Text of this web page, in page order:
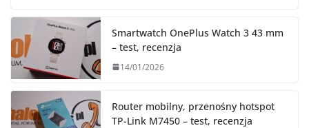
Smartwatch OnePlus Watch 3 43 mm
– test, recenzja
14/01/2026
Router mobilny, przenośny hotspot
TP-Link M7450 – test, recenzja